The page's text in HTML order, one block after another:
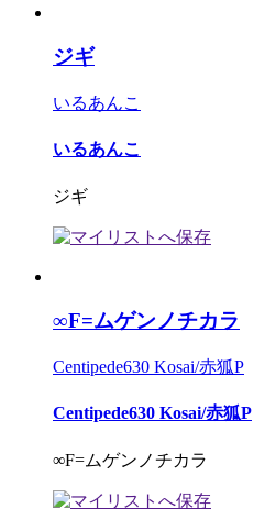
ジギ
いるあんこ
いるあんこ
ジギ
∞F=ムゲンノチカラ
Centipede630 Kosai/赤狐P
Centipede630 Kosai/赤狐P
∞F=ムゲンノチカラ